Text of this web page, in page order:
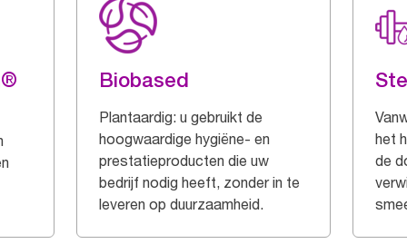
Biobased
Plantaardig: u gebruikt de
hoogwaardige hygiëne- en
prestatieproducten die uw
bedrijf nodig heeft, zonder in te
leveren op duurzaamheid.
het
de